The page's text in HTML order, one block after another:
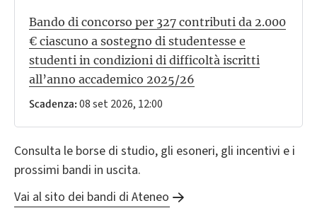
Bando di concorso per 327 contributi da 2.000
€ ciascuno a sostegno di studentesse e
studenti in condizioni di difficoltà iscritti
all’anno accademico 2025/26
Scadenza: 08 set 2026, 12:00
Consulta le borse di studio, gli esoneri, gli incentivi e i
prossimi bandi in uscita.
Vai al sito dei bandi di Ateneo